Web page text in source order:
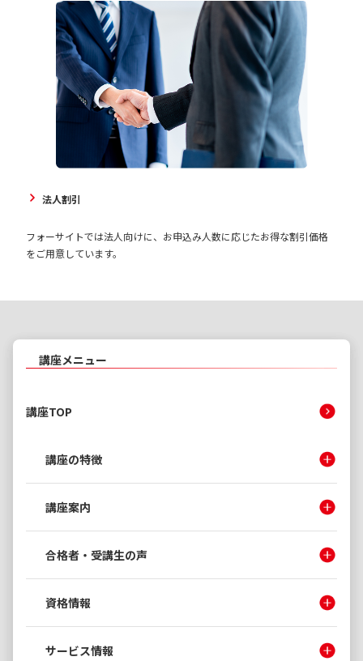
法人割引
フォーサイトでは法人向けに、お申込み人数に応じたお得な割引価格
をご用意しています。
講座メニュー
講座TOP
講座の特徴
講座案内
合格者・受講生の声
資格情報
サービス情報